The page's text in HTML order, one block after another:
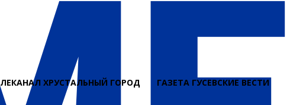
ХРУСТАЛЬНЫЙ ГОРОД ГАЗЕТА ГУСЕВСКИЕ ВЕСТИ